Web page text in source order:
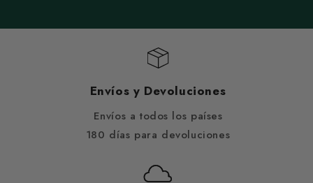
Envíos y Devoluciones
Envíos a todos los países
180 días para devoluciones